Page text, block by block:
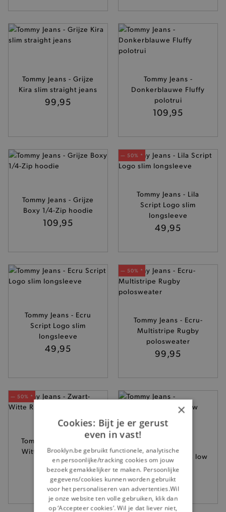
Tommy Jeans - Grijze
Kira slim straight jeans
99,95
Tommy Jeans -
Donkerblauwe Fluffy
polotrui
109,95
Tommy Jeans - Grijze
Boxy 1/4-Zip hoodie
109,95
— 50% *
Tommy Jeans - Lila
Script Logo slim
longsleeve
49,95
Tommy Jeans - Ecru
Script Logo slim
longsleeve
49,95
— 50% *
Tommy Jeans - Ecru-
Multistripe Rugby
polosweater
99,95
— 50% *
Tommy Jeans - Zwart-
Witte Rib longsleeve
polo
69,95
Middenblauwe Sia low
bootcut jeans
129,95
×
Cookies: Bijt je er gerust
even in vast!
Brooklyn.be gebruikt functionele, analytische
en persoonlijke/tracking cookies om jouw
bezoek gemakkelijker te maken. Persoonlijke
gegevens/cookies kunnen worden gebruikt
voor het personaliseren van advertenties.Wil
je onze website ten volle gebruiken, klik dan
op ‘Accepteer cookies’. Wil je dat liever niet,